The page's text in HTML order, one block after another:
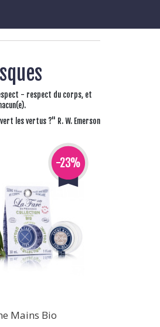
- respect du corps, et
les vertus ?" R. W. Emerson
-23%
Mains Bio